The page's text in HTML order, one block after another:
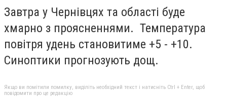
Завтра у Чернівцях та області буде
хмарно з проясненнями. Температура
повітря удень становитиме +5 - +10.
Синоптики прогнозують дощ.
Якщо ви помітили помилку, виділіть необхідний текст і натисніть Ctrl + Enter, щоб
повідомити про це редакцію